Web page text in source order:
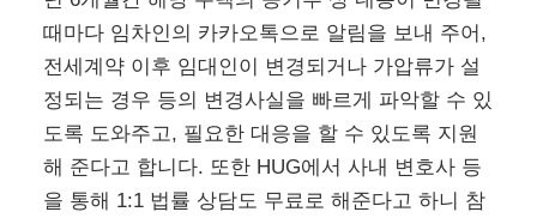
때마다 임차인의 카카오톡으로 알림을 보내 주어,
전세계약 이후 임대인이 변경되거나 가압류가 설
정되는 경우 등의 변경사실을 빠르게 파악할 수 있
도록 도와주고, 필요한 대응을 할 수 있도록 지원
해 준다고 합니다. 또한 HUG에서 사내 변호사 등
을 통해 1:1 법률 상담도 무료로 해준다고 하니 참